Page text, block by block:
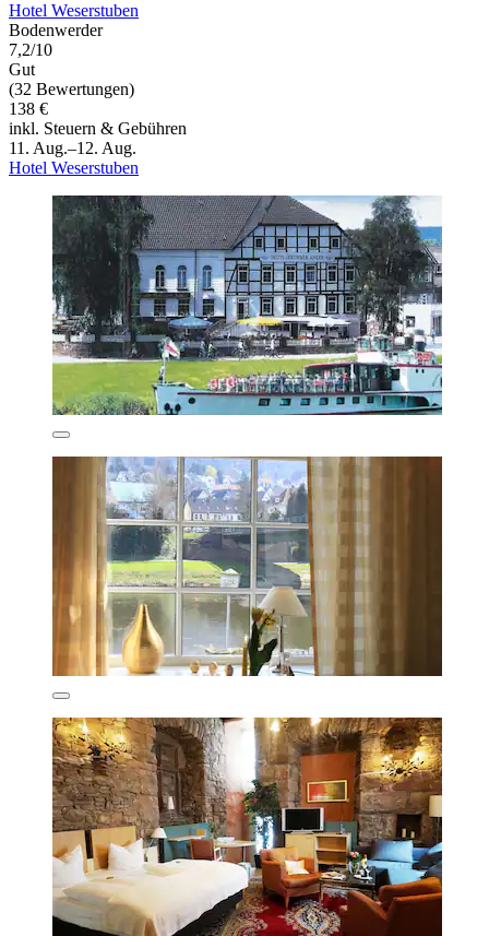
Hotel Weserstuben
Bodenwerder
7,2/10
Gut
(32 Bewertungen)
138 €
inkl. Steuern & Gebühren
11. Aug.–12. Aug.
Hotel Weserstuben